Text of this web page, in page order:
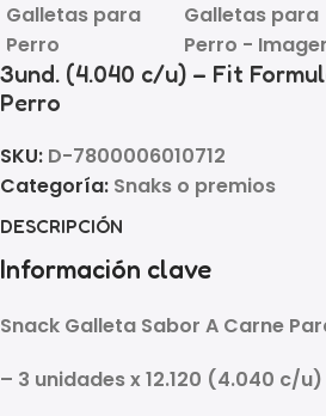
3und. (4.040 c/u) – Fit
Perro
SKU: D-7800006010712
Categoría: Snaks o premios
DESCRIPCIÓN
Información clave
Snack Galleta Sabor A Carne
– 3 unidades x 12.120 (4.040 c/u)